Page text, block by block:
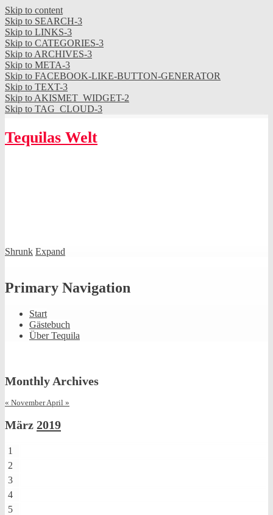
Skip to content
Skip to SEARCH-3
Skip to LINKS-3
Skip to CATEGORIES-3
Skip to ARCHIVES-3
Skip to META-3
Skip to FACEBOOK-LIKE-BUTTON-GENERATOR
Skip to TEXT-3
Skip to AKISMET_WIDGET-2
Skip to TAG_CLOUD-3
Tequilas Welt
Shrunk Expand
Primary Navigation
Start
Gästebuch
Über Tequila
Monthly Archives
« NovemberApril »
März 2019
1
2
3
4
5